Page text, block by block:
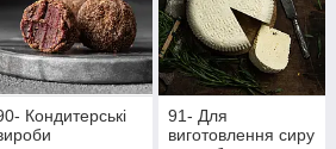
Кондитерські
91- Для
виготовлення сиру